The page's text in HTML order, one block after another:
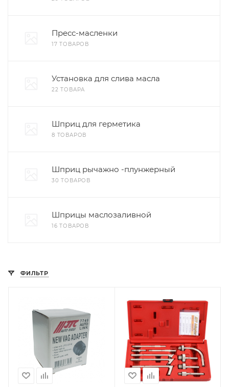
Пресс-масленки
17 ТОВАРОВ
Установка для слива масла
22 ТОВАРА
Шприц для герметика
8 ТОВАРОВ
Шприц рычажно -плунжерный
30 ТОВАРОВ
Шприцы маслозаливной
16 ТОВАРОВ
ФИЛЬТР